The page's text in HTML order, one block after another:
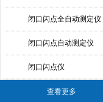
闭口闪点全自动测定仪
闭口闪点自动测定仪
闭口闪点仪
查看更多